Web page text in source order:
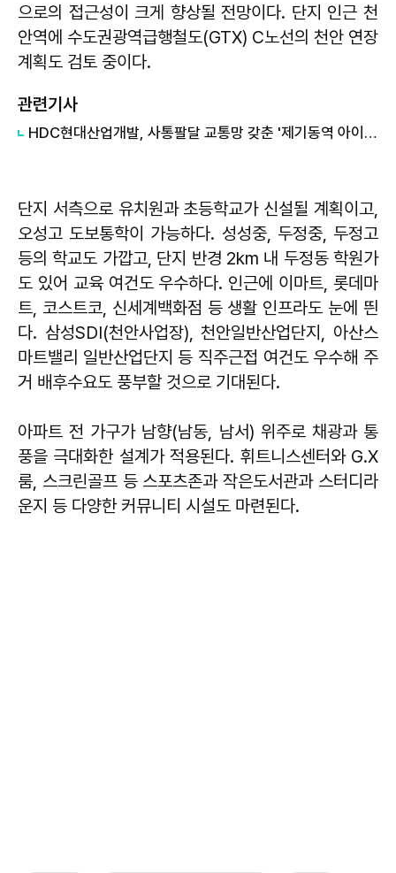
으로의 접근성이 크게 향상될 전망이다. 단지 인근 천
안역에 수도권광역급행철도(GTX) C노선의 천안 연장
계획도 검토 중이다.
관련기사
HDC현대산업개발, 사통팔달 교통망 갖춘 '제기동역 아이파크' 분양
단지 서측으로 유치원과 초등학교가 신설될 계획이고,
오성고 도보통학이 가능하다. 성성중, 두정중, 두정고
등의 학교도 가깝고, 단지 반경 2km 내 두정동 학원가
도 있어 교육 여건도 우수하다. 인근에 이마트, 롯데마
트, 코스트코, 신세계백화점 등 생활 인프라도 눈에 띈
다. 삼성SDI(천안사업장), 천안일반산업단지, 아산스
마트밸리 일반산업단지 등 직주근접 여건도 우수해 주
거 배후수요도 풍부할 것으로 기대된다.
아파트 전 가구가 남향(남동, 남서) 위주로 채광과 통
풍을 극대화한 설계가 적용된다. 휘트니스센터와 G.X
룸, 스크린골프 등 스포츠존과 작은도서관과 스터디라
운지 등 다양한 커뮤니티 시설도 마련된다.